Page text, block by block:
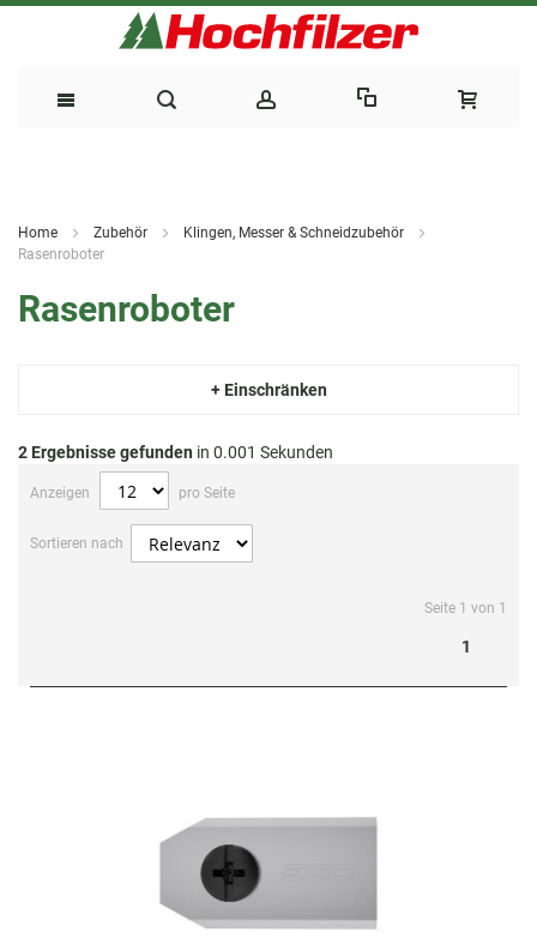
Inhalt
Home Zubehör
Klingen, Messer & Schneidzubehör
Rasenroboter
Rasenroboter
+ Einschränken
2 Ergebnisse gefunden in 0.001 Sekunden
Anzeigen pro Seite
Sortieren nach
Seite 1 von 1
1